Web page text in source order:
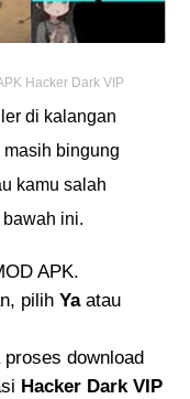
Hacker Dark VIP
di kalangan
bingung
kamu salah
ini.
APK.
pilih Yaatau
proses download
Hacker Dark VIP